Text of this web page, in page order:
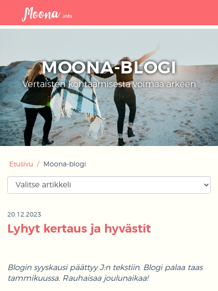
MOONA-BLOGI
Vertaisten kohtaamisesta voimaa arkeen
Etusivu / Moona-blogi
20.12.2023
Lyhyt kertaus ja hyvästit
Blogin syyskausi päättyy J:n tekstiin. Blogi palaa taas
tammikuussa. Rauhaisaa joulunaikaa!